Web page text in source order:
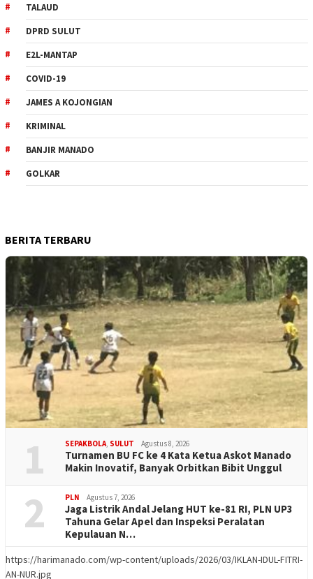
TALAUD
DPRD SULUT
E2L-MANTAP
COVID-19
JAMES A KOJONGIAN
KRIMINAL
BANJIR MANADO
GOLKAR
BERITA TERBARU
1 SEPAKBOLA, SULUT Agustus 8, 2026
Turnamen BU FC ke 4 Kata Ketua Askot Manado
Makin Inovatif, Banyak Orbitkan Bibit Unggul
2 PLN Agustus 7, 2026
Jaga Listrik Andal Jelang HUT ke-81 RI, PLN UP3
Tahuna Gelar Apel dan Inspeksi Peralatan
Kepulauan N…
https://harimanado.com/wp-content/uploads/2026/03/IKLAN-IDUL-FITRI-
AN-NUR.jpg